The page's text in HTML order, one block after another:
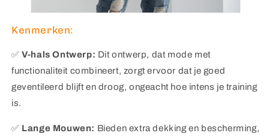
Kenmerken:
✅ V-hals Ontwerp: Dit ontwerp, dat mode met
functionaliteit combineert, zorgt ervoor dat je goed
geventileerd blijft en droog, ongeacht hoe intens je training
is.
✅ Lange Mouwen: Bieden extra dekking en bescherming,